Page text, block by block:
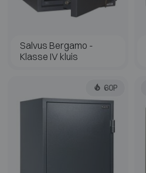
Salvus Bergamo -
Klasse IV kluis
60P